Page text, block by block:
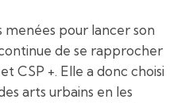
menées pour lancer son
de se rapprocher
CSP +. Elle a donc choisi
arts urbains en les